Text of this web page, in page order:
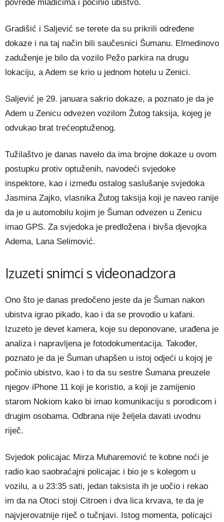
povrede mladićima i počinio ubistvo.
Gradišić i Saljević se terete da su prikrili određene
dokaze i na taj način bili saučesnici Šumanu. Elmedinovo
zaduženje je bilo da vozilo Pežo parkira na drugu
lokaciju, a Adem se krio u jednom hotelu u Zenici.
Saljević je 29. januara sakrio dokaze, a poznato je da je
Adem u Zenicu odvezen vozilom Žutog taksija, kojeg je
odvukao brat trećeoptuženog.
Tužilaštvo je danas navelo da ima brojne dokaze u ovom
postupku protiv optuženih, navodeći svjedoke
inspektore, kao i između ostalog saslušanje svjedoka
Jasmina Zajko, vlasnika Žutog taksija koji je naveo ranije
da je u automobilu kojim je Šuman odvezen u Zenicu
imao GPS. Za svjedoka je predložena i bivša djevojka
Adema, Lana Selimović.
Izuzeti snimci s videonadzora
Ono što je danas predočeno jeste da je Šuman nakon
ubistva igrao pikado, kao i da se provodio u kafani.
Izuzeto je devet kamera, koje su deponovane, urađena je
analiza i napravljena je fotodokumentacija. Također,
poznato je da je Šuman uhapšen u istoj odjeći u kojoj je
počinio ubistvo, kao i to da su sestre Šumana preuzele
njegov iPhone 11 koji je koristio, a koji je zamijenio
starom Nokiom kako bi imao komunikaciju s porodicom i
drugim osobama. Odbrana nije željela davati uvodnu
riječ.
Svjedok policajac Mirza Muharemović te kobne noći je
radio kao saobraćajni policajac i bio je s kolegom u
vozilu, a u 23:35 sati, jedan taksista ih je uočio i rekao
im da na Otoci stoji Citroen i dva lica krvava, te da je
najvjerovatnije riječ o tučnjavi. Istog momenta, policajci